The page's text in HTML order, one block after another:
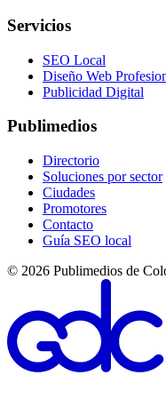
Servicios
SEO Local
Diseño Web
Publicidad Digital
Publimedios
Directorio
Soluciones por sector
Ciudades
Promotores
Contacto
Guía SEO local
© 2026 Publimedios de